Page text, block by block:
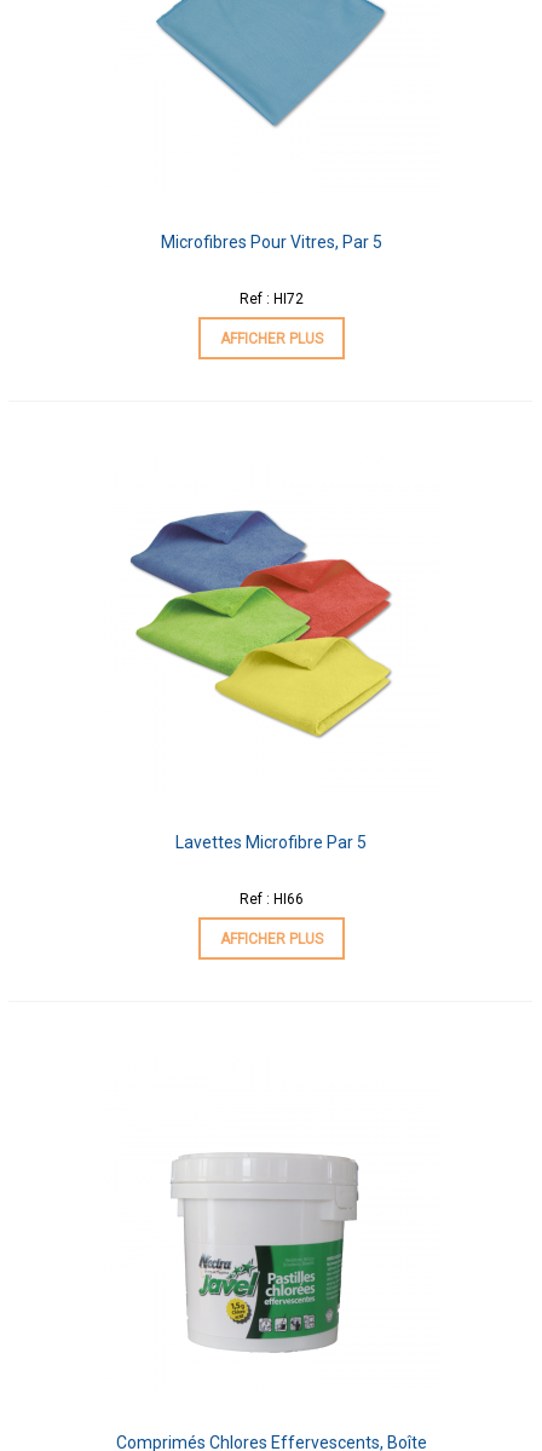
Microfibres Pour Vitres, Par 5
Ref : HI72
AFFICHER PLUS
Lavettes Microfibre Par 5
Ref : HI66
AFFICHER PLUS
Comprimés Chlores Effervescents, Boîte